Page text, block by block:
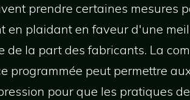
prendre certaines mesures
en plaidant en faveur d'une
de la part des fabricants. La
programmée peut permettre
pour que les pratiques